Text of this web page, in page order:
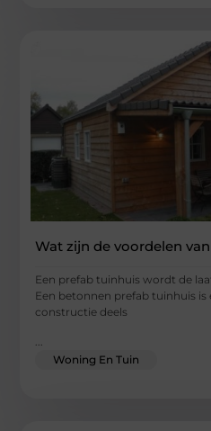
Wat zijn de voordelen
Een prefab tuinhuis wordt de
Een betonnen prefab tuinhuis
constructie deels
Woning En Tuin